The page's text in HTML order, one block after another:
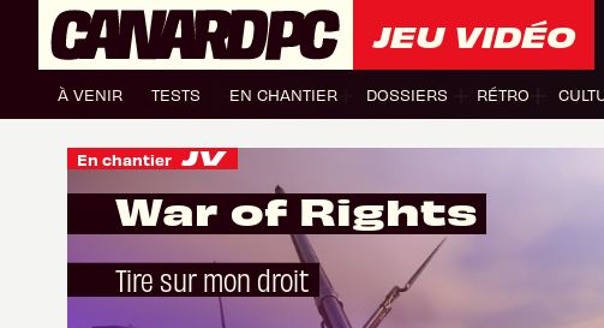
JEU VIDÉO
À VENIR TESTS EN CHANTIER DOSSIERS RÉTRO
En chantier
War of Rights
Tire sur mon droit